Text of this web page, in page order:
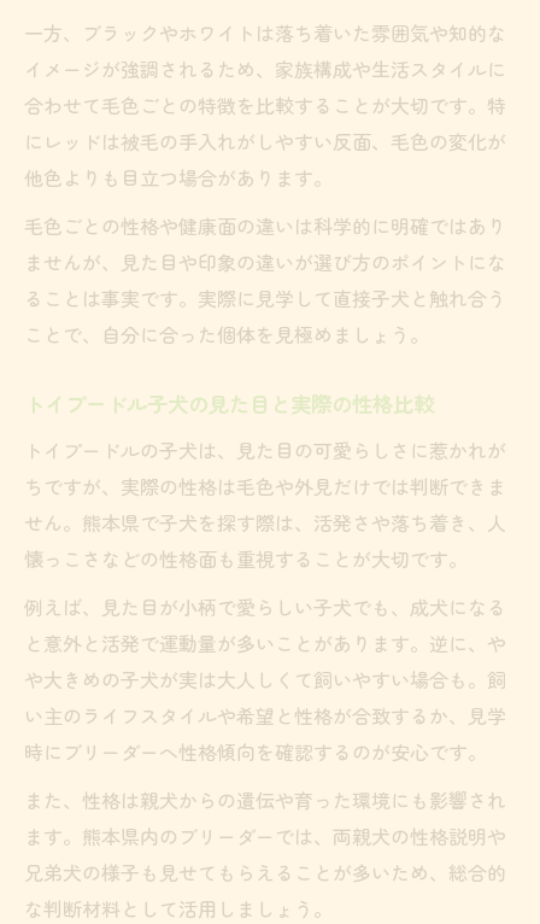
一方、ブラックやホワイトは落ち着いた雰囲気や知的な
イメージが強調されるため、家族構成や生活スタイルに
合わせて毛色ごとの特徴を比較することが大切です。特
にレッドは被毛の手入れがしやすい反面、毛色の変化が
他色よりも目立つ場合があります。
毛色ごとの性格や健康面の違いは科学的に明確ではあり
ませんが、見た目や印象の違いが選び方のポイントにな
ることは事実です。実際に見学して直接子犬と触れ合う
ことで、自分に合った個体を見極めましょう。
トイプードル子犬の見た目と実際の性格比較
トイプードルの子犬は、見た目の可愛らしさに惹かれが
ちですが、実際の性格は毛色や外見だけでは判断できま
せん。熊本県で子犬を探す際は、活発さや落ち着き、人
懐っこさなどの性格面も重視することが大切です。
例えば、見た目が小柄で愛らしい子犬でも、成犬になる
と意外と活発で運動量が多いことがあります。逆に、や
や大きめの子犬が実は大人しくて飼いやすい場合も。飼
い主のライフスタイルや希望と性格が合致するか、見学
時にブリーダーへ性格傾向を確認するのが安心です。
また、性格は親犬からの遺伝や育った環境にも影響され
ます。熊本県内のブリーダーでは、両親犬の性格説明や
兄弟犬の様子も見せてもらえることが多いため、総合的
な判断材料として活用しましょう。